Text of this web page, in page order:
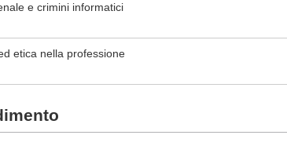
e crimini informatici
etica nella professione